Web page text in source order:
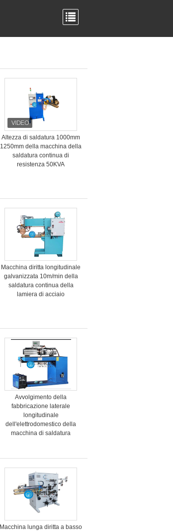
Altezza di saldatura 1000mm
1250mm della macchina della
saldatura continua di
resistenza 50KVA
Macchina diritta longitudinale
galvanizzata 10m/min della
saldatura continua della
lamiera di acciaio
Avvolgimento della
fabbricazione laterale
longitudinale
dell'elettrodomestico della
macchina di saldatura
Macchina lunga diritta a basso